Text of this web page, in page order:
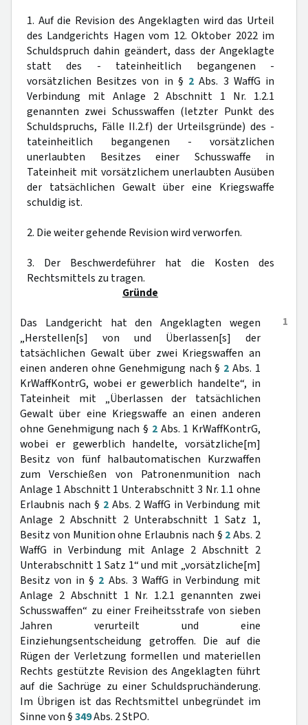
1. Auf die Revision des Angeklagten wird das Urteil
des Landgerichts Hagen vom 12. Oktober 2022 im
Schuldspruch dahin geändert, dass der Angeklagte
statt des - tateinheitlich begangenen -
vorsätzlichen Besitzes von in § 2 Abs. 3 WaffG in
Verbindung mit Anlage 2 Abschnitt 1 Nr. 1.2.1
genannten zwei Schusswaffen (letzter Punkt des
Schuldspruchs, Fälle II.2.f) der Urteilsgründe) des -
tateinheitlich begangenen - vorsätzlichen
unerlaubten Besitzes einer Schusswaffe in
Tateinheit mit vorsätzlichem unerlaubten Ausüben
der tatsächlichen Gewalt über eine Kriegswaffe
schuldig ist.
2. Die weiter gehende Revision wird verworfen.
3. Der Beschwerdeführer hat die Kosten des
Rechtsmittels zu tragen.
Gründe
1
Das Landgericht hat den Angeklagten wegen
„Herstellen[s] von und Überlassen[s] der
tatsächlichen Gewalt über zwei Kriegswaffen an
einen anderen ohne Genehmigung nach § 2 Abs. 1
KrWaffKontrG, wobei er gewerblich handelte“, in
Tateinheit mit „Überlassen der tatsächlichen
Gewalt über eine Kriegswaffe an einen anderen
ohne Genehmigung nach § 2Abs. 1 KrWaffKontrG,
wobei er gewerblich handelte, vorsätzliche[m]
Besitz von fünf halbautomatischen Kurzwaffen
zum Verschießen von Patronenmunition nach
Anlage 1 Abschnitt 1 Unterabschnitt 3 Nr. 1.1 ohne
Erlaubnis nach § 2 Abs. 2 WaffG in Verbindung mit
Anlage 2 Abschnitt 2 Unterabschnitt 1 Satz 1,
Besitz von Munition ohne Erlaubnis nach § 2Abs. 2
WaffG in Verbindung mit Anlage 2 Abschnitt 2
Unterabschnitt 1 Satz 1“ und mit „vorsätzliche[m]
Besitz von in § 2 Abs. 3 WaffG in Verbindung mit
Anlage 2 Abschnitt 1 Nr. 1.2.1 genannten zwei
Schusswaffen“ zu einer Freiheitsstrafe von sieben
Jahren verurteilt und eine
Einziehungsentscheidung getroffen. Die auf die
Rügen der Verletzung formellen und materiellen
Rechts gestützte Revision des Angeklagten führt
auf die Sachrüge zu einer Schuldspruchänderung.
Im Übrigen ist das Rechtsmittel unbegründet im
Sinne von §349Abs. 2 StPO.